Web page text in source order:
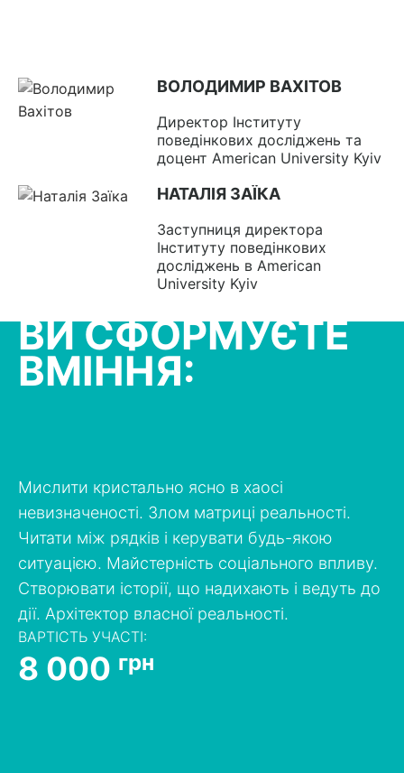
ВОЛОДИМИР ВАХІТОВ
Директор Інституту
поведінкових досліджень та
доцент American University Kyiv
НАТАЛІЯ ЗАЇКА
Заступниця директора
Інституту поведінкових
досліджень в American
University Kyiv
ВИ СФОРМУЄТЕ
ВМIННЯ:
Мислити кристально ясно в хаосі
невизначеності. Злом матриці реальності.
Читати між рядків і керувати будь-якою
ситуацією. Майстерність соціального впливу.
Створювати історії, що надихають і ведуть до
дії. Архітектор власної реальності.
ВАРТІСТЬ УЧАСТІ:
8 000 грн